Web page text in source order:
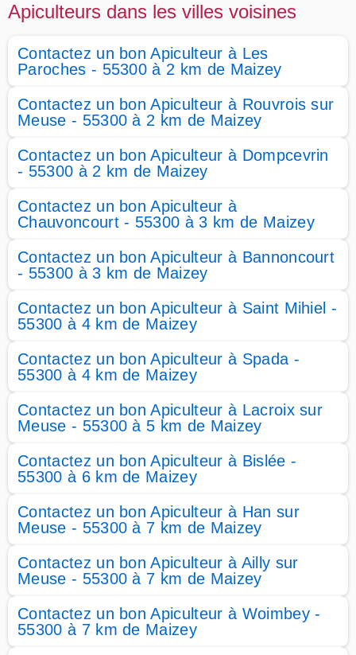
Apiculteurs dans les villes voisines
Contactez un bon Apiculteur à Les
Paroches - 55300 à 2 km de Maizey
Contactez un bon Apiculteur à Rouvrois sur
Meuse - 55300 à 2 km de Maizey
Contactez un bon Apiculteur à Dompcevrin
- 55300 à 2 km de Maizey
Contactez un bon Apiculteur à
Chauvoncourt - 55300 à 3 km de Maizey
Contactez un bon Apiculteur à Bannoncourt
- 55300 à 3 km de Maizey
Contactez un bon Apiculteur à Saint Mihiel -
55300 à 4 km de Maizey
Contactez un bon Apiculteur à Spada -
55300 à 4 km de Maizey
Contactez un bon Apiculteur à Lacroix sur
Meuse - 55300 à 5 km de Maizey
Contactez un bon Apiculteur à Bislée -
55300 à 6 km de Maizey
Contactez un bon Apiculteur à Han sur
Meuse - 55300 à 7 km de Maizey
Contactez un bon Apiculteur à Ailly sur
Meuse - 55300 à 7 km de Maizey
Contactez un bon Apiculteur à Woimbey -
55300 à 7 km de Maizey